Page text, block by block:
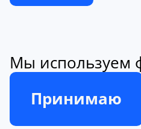
Мы используем
Принимаю